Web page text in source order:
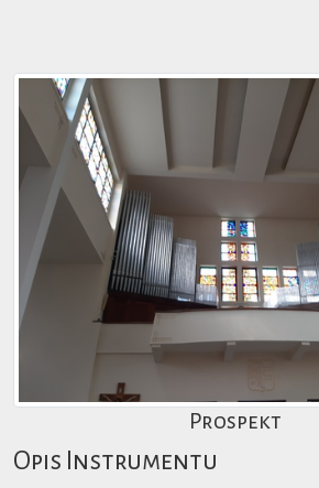
Prospekt
Opis Instrumentu